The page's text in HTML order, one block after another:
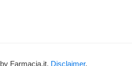
by Farmacia.it. Disclaimer.